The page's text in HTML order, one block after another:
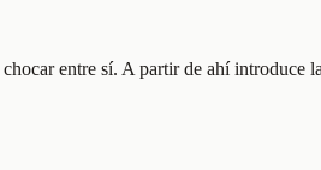
entre sí. A partir de ahí